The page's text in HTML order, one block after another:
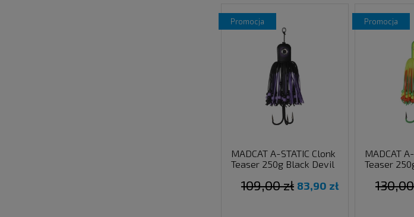
MADCAT A-STATIC Clonk
Teaser 250g Black Devil
83,90 zł
109,00 zł
promocja
MADCAT
Teaser
promocja